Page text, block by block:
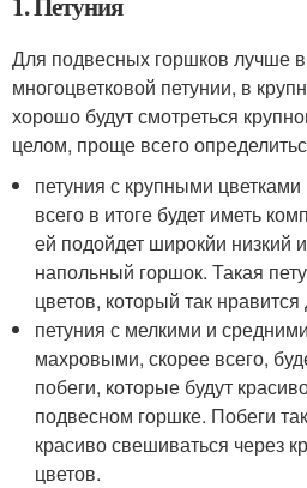
Для подвесных горшков лучше
многоцветковой петунии, в
хорошо будут смотреться
целом, проще всего
петуния с крупными
всего в итоге будет иметь
ей подойдет широкйи низкий
напольный горшок. Такая
цветов, который так
петуния с мелкими и
махровыми, скорее всего,
побеги, которые будут
подвесном горшке. Побеги
красиво свешиваться через
цветов.